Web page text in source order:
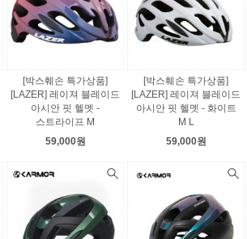
[박스훼손 특가상품]
[LAZER] 레이져 블레이드
아시안 핏 헬멧 -
스트라이프 M
59,000원
[박스훼손 특가상품]
[LAZER] 레이져 블레이드
아시안 핏 헬멧 - 화이트
M L
59,000원